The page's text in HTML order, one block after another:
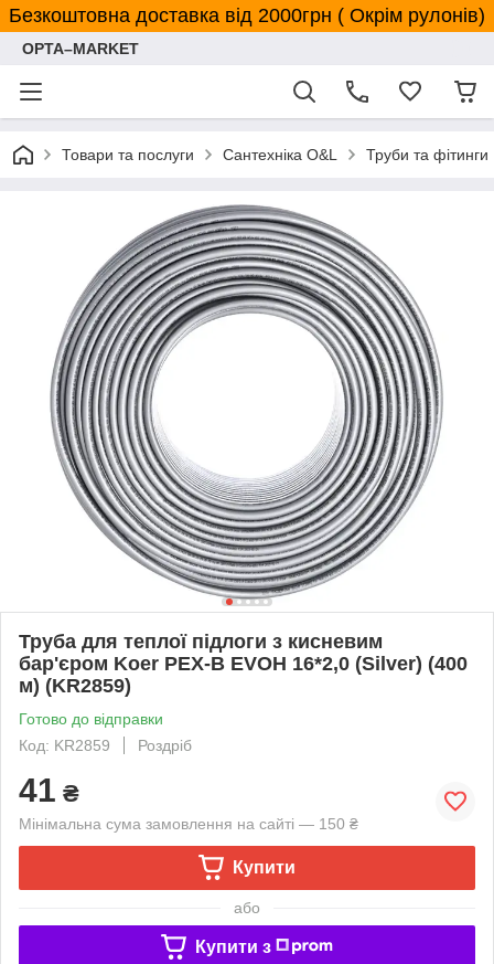
Безкоштовна доставка від 2000грн ( Окрім рулонів)
OPTA–MARKET
Товари та послуги Сантехніка O&L Труби та фітинги
Труба для теплої підлоги з кисневим
бар'єром Koer PEX-B EVOH 16*2,0 (Silver) (400
м) (KR2859)
Готово до відправки
Код: KR2859
Роздріб
41 ₴
Мінімальна сума замовлення на сайті — 150 ₴
Купити
або
Купити з